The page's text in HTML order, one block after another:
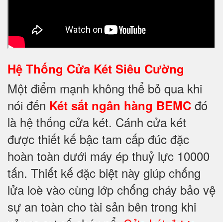
Hệ Thống Cửa Két Siêu Cường
Một điểm mạnh không thể bỏ qua khi
nói đến Két sắt ngân hàng BEMC đó
là hệ thống cửa két. Cánh cửa két
được thiết kế bậc tam cấp đúc đặc
hoàn toàn dưới máy ép thuỷ lực 10000
tấn. Thiết kế đặc biệt này giúp chống
lửa loè vào cùng lớp chống cháy bảo vệ
sự an toàn cho tài sản bên trong khi